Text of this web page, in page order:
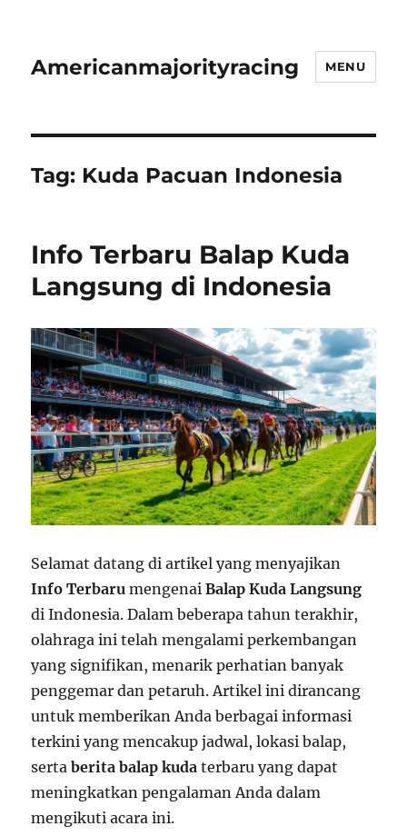
Americanmajorityracing MENU
Tag: Kuda Pacuan Indonesia
Info Terbaru Balap Kuda
Langsung di Indonesia
Selamat datang di artikel yang menyajikan
Info Terbaru mengenaiBalap Kuda Langsung
di Indonesia. Dalam beberapa tahun terakhir,
olahraga ini telah mengalami perkembangan
yang signifikan, menarik perhatian banyak
penggemar dan petaruh. Artikel ini dirancang
untuk memberikan Anda berbagai informasi
terkini yang mencakup jadwal, lokasi balap,
sertaberita balap kuda terbaru yang dapat
meningkatkan pengalaman Anda dalam
mengikuti acara ini.